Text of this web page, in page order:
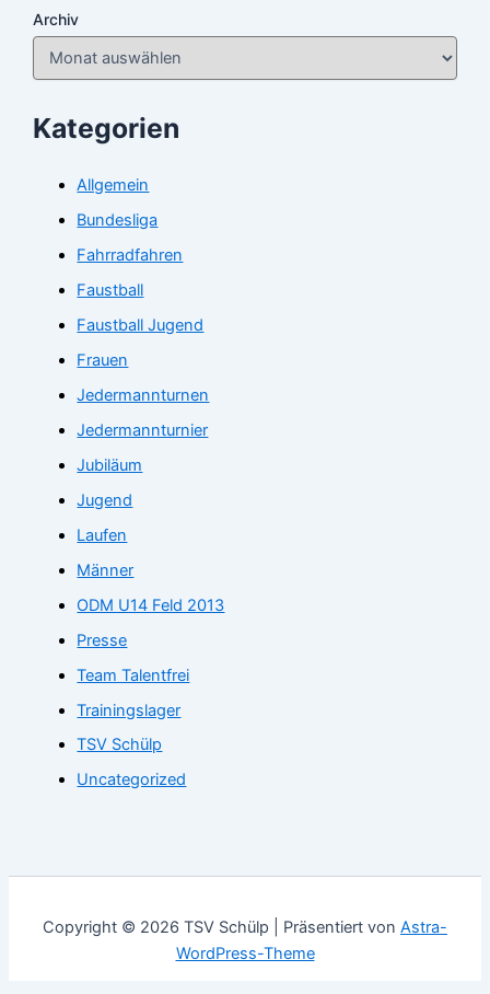
Archiv
Kategorien
Allgemein
Bundesliga
Fahrradfahren
Faustball
Faustball Jugend
Frauen
Jedermannturnen
Jedermannturnier
Jubiläum
Jugend
Laufen
Männer
ODM U14 Feld 2013
Presse
Team Talentfrei
Trainingslager
TSV Schülp
Uncategorized
Copyright © 2026 TSV Schülp | Präsentiert von Astra-
WordPress-Theme